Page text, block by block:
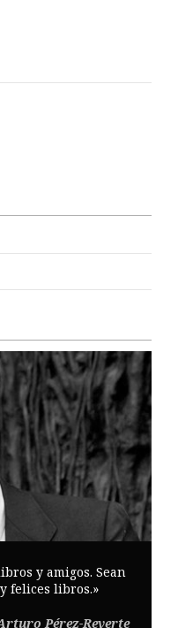
y amigos. Sean
felices libros.»
Pérez-Reverte